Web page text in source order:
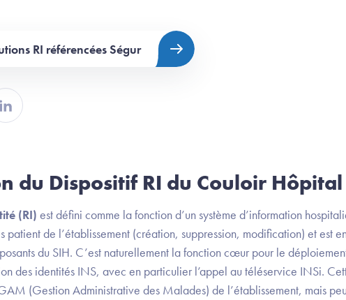
RI référencées Ségur
Twitter
Partager sur Linkedin
du Dispositif RI du Couloir Hôpital
(RI) est défini comme la fonction d’un système d’information
patient de l’établissement (création, suppression, modification) et est
du SIH. C’est naturellement la fonction cœur pour le
des identités INS, avec en particulier l’appel au téléservice INSi.
(Gestion Administrative des Malades) de l’établissement, mais